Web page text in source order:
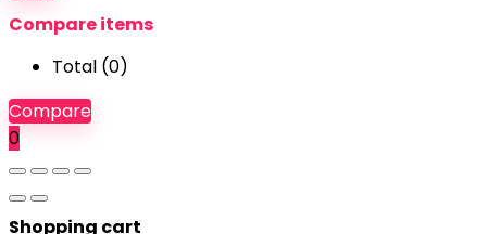
Compare items
Total (0)
Compare
0
Shopping cart